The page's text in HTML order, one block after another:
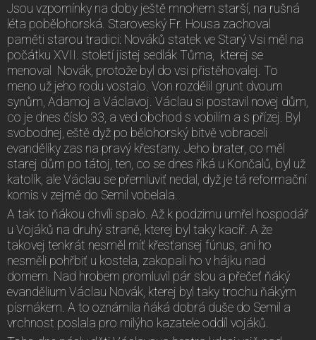
Jsou vzpomínky na doby ještě mnohem starší, na rušná
léta pobělohorská. Staroveský Fr. Housa zachoval
paměti starou tradici: Nováků statek ve Starý Vsi měl na
počátku XVII. století jistej sedlák Tůma, kterej se
menoval Novák, protože byl do vsi přistěhovalej. To
meno už jeho rodu vostalo. Von rozdělil grunt dvoum
synům, Adamoj a Václavoj. Václau si postavil novej dům,
co je dnes číslo 33, a ved obchod s vobilím a s přízej. Byl
svobodnej, eště dyž po bělohorský bitvě vobraceli
evandělíky zas na pravý křesťany. Jeho brater, co měl
starej dům po tátoj, ten, co se dnes říká u Končalů, byl už
katolík, ale Václau se přemluviť nedal, dyž je tá reformační
komis v zejmě do Semil vobelala.
A tak to ňákou chvíli spalo. Až k podzimu umřel hospodář
u Vojáků na druhý straně, kterej byl taky kacíř. A že
takovej tenkrát nesměl míť křesťansej fúnus, ani ho
nesměli pohřbiť u kostela, zakopali ho v hájku nad
domem. Nad hrobem promluvil pár slou a přečeť ňáký
evandělium Václau Novák, kterej byl taky trochu ňákým
písmákem. A to oznámila ňáká dobrá duše do Semil a
vrchnost poslala pro milýho kazatele oddíl vojáků.